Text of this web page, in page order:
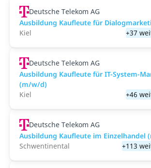
Deutsche Telekom AG
Ausbildung Kaufleute für
Kiel
+37
Deutsche Telekom AG
Ausbildung Kaufleute für IT-System-
(m/w/d)
Kiel
+46
Deutsche Telekom AG
Ausbildung Kaufleute im Einzelhandel
Schwentinental
+113